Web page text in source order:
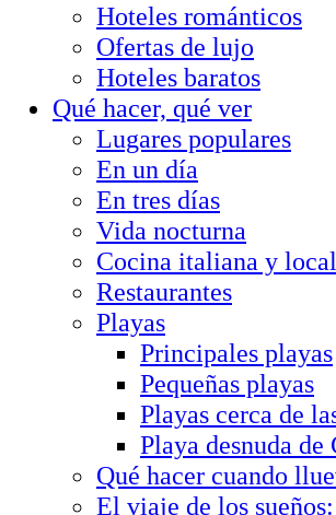
Hoteles románticos
Ofertas de lujo
Hoteles baratos
Qué hacer, qué ver
Lugares populares
En un día
En tres días
Vida nocturna
Cocina italiana y local
Restaurantes
Playas
Principales playas
Pequeñas playas
Playas cerca de
Playa desnuda de
Qué hacer cuando
El viaje de los